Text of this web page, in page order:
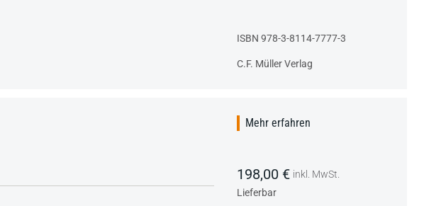
ISBN 978-3-8114-7777-3
C.F. Müller Verlag
Mehr erfahren
198,00 € inkl. MwSt.
Lieferbar